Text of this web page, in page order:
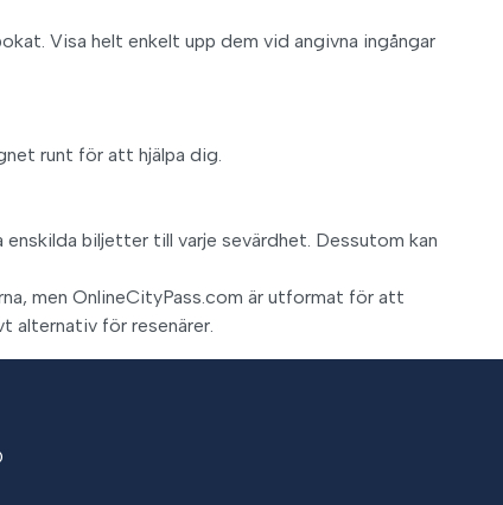
Visa helt enkelt upp dem vid angivna ingångar
runt för att hjälpa dig.
biljetter till varje sevärdhet. Dessutom kan
men OnlineCityPass.com är utformat för att
alternativ för resenärer.